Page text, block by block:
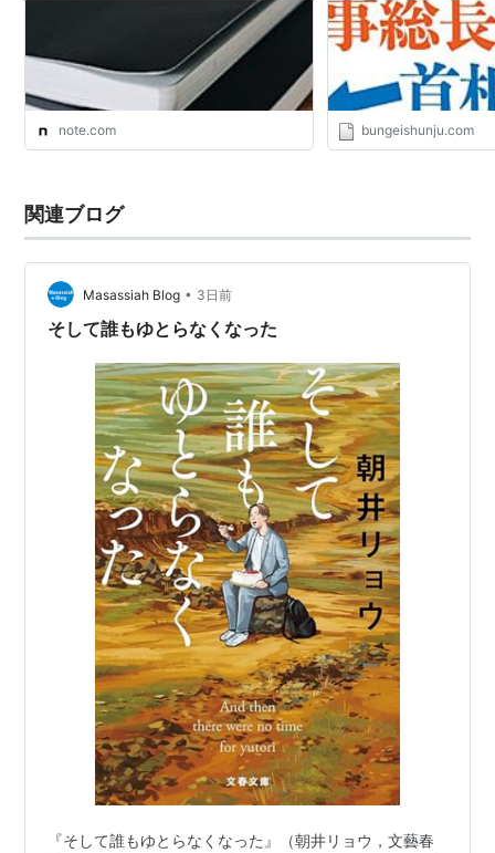
note.com bungeishunju.com
関連ブログ
Masassiah Blog • 3日前
そして誰もゆとらなくなった
『そして誰もゆとらなくなった』（朝井リョウ，文藝春